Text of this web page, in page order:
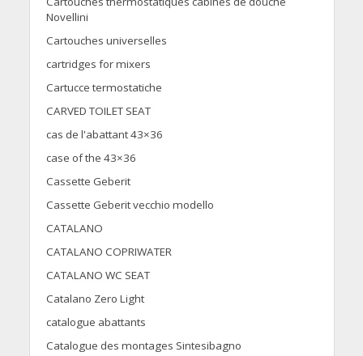
Novellini
Cartouches universelles
cartridges for mixers
Cartucce termostatiche
CARVED TOILET SEAT
cas de l'abattant 43×36
case of the 43×36
Cassette Geberit
Cassette Geberit vecchio modello
CATALANO
CATALANO COPRIWATER
CATALANO WC SEAT
Catalano Zero Light
catalogue abattants
Catalogue des montages Sintesibagno